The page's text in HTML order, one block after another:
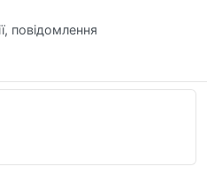
повідомлення